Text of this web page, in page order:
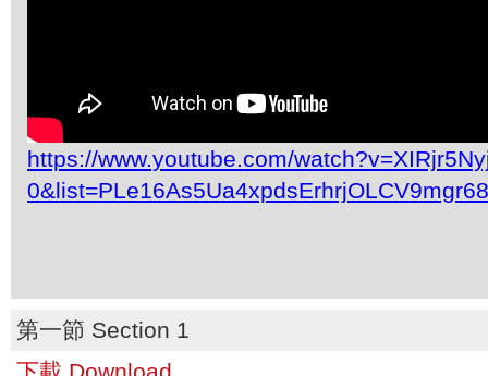
https://www.youtube.com/
第一節 Section 1